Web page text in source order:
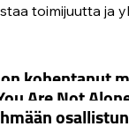
toimijuutta ja
kohentanut
Are Not